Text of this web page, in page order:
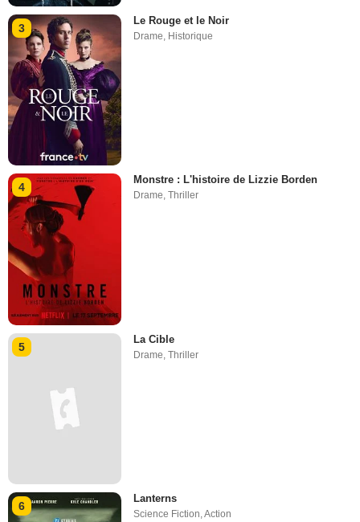
3
Le Rouge et le Noir
Drame, Historique
4
Monstre : L'histoire de Lizzie Borden
Drame,Thriller
5
La Cible
Drame ,Thriller
6
Lanterns
Science Fiction,Action